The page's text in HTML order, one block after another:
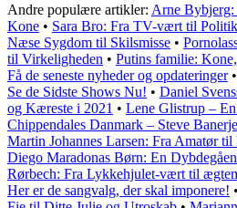
Andre populære artikler: Arne
Kone • Sara Bro: Fra TV-vært til
Næse Sygdom til Skilsmisse •
til Virkeligheden • Putins familie:
Få de seneste nyheder og opdateringer•
Se de Sidste Shows Nu! • Daniel
og Kæreste i 2021 • Lene Glistrup –
Chippendales Danmark – Steve
Martin Johannes Larsen: Fra Amatør
Diego Maradonas Børn: En
Rørbech: Fra Lykkehjulet-vært til
Her er de sangvalg, der skal imponere! •